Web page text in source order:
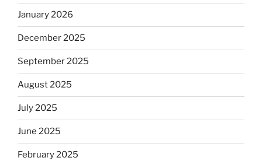
January 2026
December 2025
September 2025
August 2025
July 2025
June 2025
February 2025